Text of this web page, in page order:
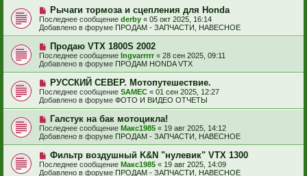
е
н
и
е
с
о
б
щ
е
н
и
е
Н
о
в
о
е
с
о
о
б
щ
е
н
и
е
Рычаги тормоза и сцепления для Honda
Последнее сообщение derby « 05 окт 2025, 16:14
Добавлено в форуме ПРОДАМ - ЗАПЧАСТИ, НАВЕСНОЕ
Н
о
в
о
е
с
о
о
б
щ
е
н
и
е
Продаю VTX 1800S 2002
Последнее сообщение Ingvarrrrr « 28 сен 2025, 09:11
Добавлено в форуме ПРОДАМ HONDA VTX
Н
о
в
о
е
с
о
о
б
щ
е
н
РУССКИЙ СЕВЕР. Мотопутешествие.
Последнее сообщение SAMEC « 01 сен 2025, 12:27
Добавлено в форуме ФОТО И ВИДЕО ОТЧЕТЫ
Н
о
в
о
с
о
Галстук на бак мотоцикла!
Последнее сообщение Макс1985 « 19 авг 2025, 14:12
Добавлено в форуме ПРОДАМ - ЗАПЧАСТИ, НАВЕСНОЕ
Н
о
в
Фильтр воздушный K&N "нулевик" VTX 1300
Последнее сообщение Макс1985 « 19 авг 2025, 14:09
Добавлено в форуме ПРОДАМ - ЗАПЧАСТИ, НАВЕСНОЕ